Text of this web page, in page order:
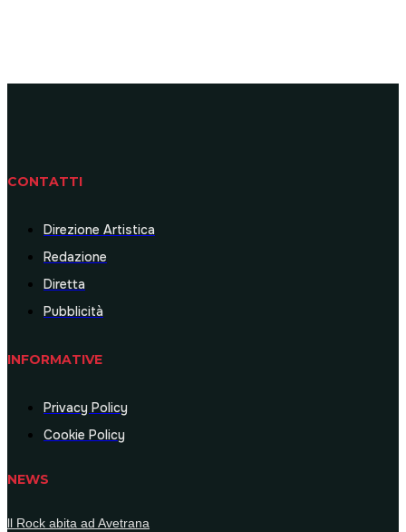
CONTATTI
Direzione Artistica
Redazione
Diretta
Pubblicità
INFORMATIVE
Privacy Policy
Cookie Policy
NEWS
ll Rock abita ad Avetrana